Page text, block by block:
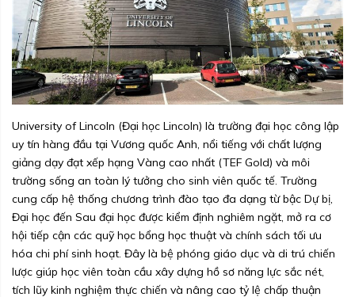
University of Lincoln (Đại học Lincoln) là trường đại học công lập
uy tín hàng đầu tại Vương quốc Anh, nổi tiếng với chất lượng
giảng dạy đạt xếp hạng Vàng cao nhất (TEF Gold) và môi
trường sống an toàn lý tưởng cho sinh viên quốc tế. Trường
cung cấp hệ thống chương trình đào tạo đa dạng từ bậc Dự bị,
Đại học đến Sau đại học được kiểm định nghiêm ngặt, mở ra cơ
hội tiếp cận các quỹ học bổng học thuật và chính sách tối ưu
hóa chi phí sinh hoạt. Đây là bệ phóng giáo dục và di trú chiến
lược giúp học viên toàn cầu xây dựng hồ sơ năng lực sắc nét,
tích lũy kinh nghiệm thực chiến và nâng cao tỷ lệ chấp thuận